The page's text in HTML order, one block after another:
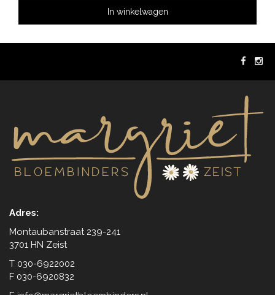
In winkelwagen
Adres:
Montaubanstraat 239-241
3701 HN Zeist
T 030-6922002
F 030-6920832